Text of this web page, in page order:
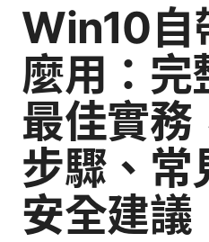
Win10自
麼用：完
最佳實務
步驟、常
安全建議